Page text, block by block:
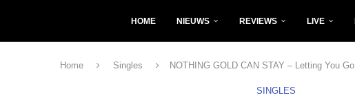
HOME NIEUWS REVIEWS LIVE
Home Singles NOTHING GOLD CAN STAY – Letting You Go
SINGLES